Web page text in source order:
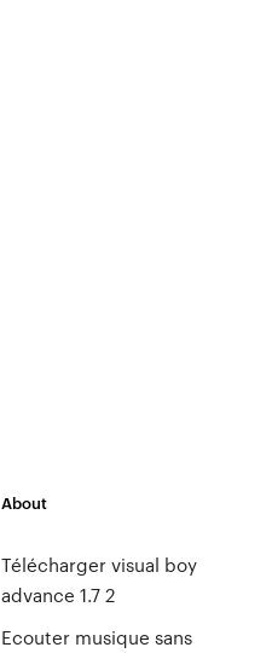
About
Télécharger visual boy
advance 1.7 2
Ecouter musique sans